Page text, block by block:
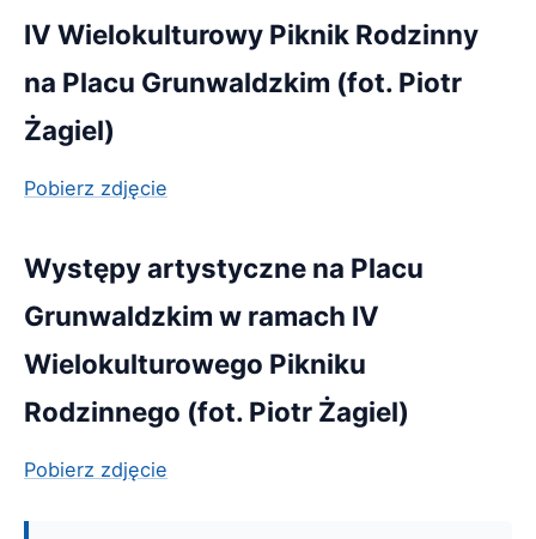
IV Wielokulturowy Piknik Rodzinny
na Placu Grunwaldzkim (fot. Piotr
Żagiel)
Pobierz zdjęcie
Występy artystyczne na Placu
Grunwaldzkim w ramach IV
Wielokulturowego Pikniku
Rodzinnego (fot. Piotr Żagiel)
Pobierz zdjęcie